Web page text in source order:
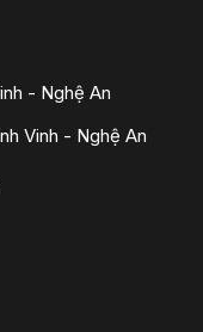
- Nghệ An
Vinh - Nghệ An